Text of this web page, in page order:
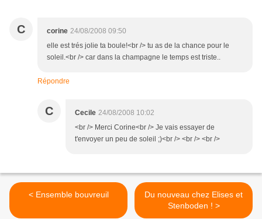
C corine 24/08/2008 09:50
elle est trés jolie ta boule!<br /> tu as de la chance pour le
soleil.<br /> car dans la champagne le temps est triste..
Répondre
C Cecile 24/08/2008 10:02
<br /> Merci Corine<br /> Je vais essayer de
t'envoyer un peu de soleil ;)<br /> <br /> <br />
< Ensemble bouvreuil
Du nouveau chez Elises et
Stenboden ! >